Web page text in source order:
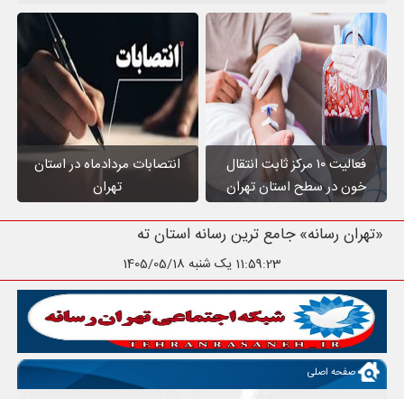
فعالیت ۱۰ مرکز ثابت انتقال
خون در سطح استان تهران
انتصابات مردادماه در استان
تهران
«تهران رسانه» جامع ترین رسانه استان تهران
11:59:25 یک شنبه 1405/05/18
صفحه اصلی